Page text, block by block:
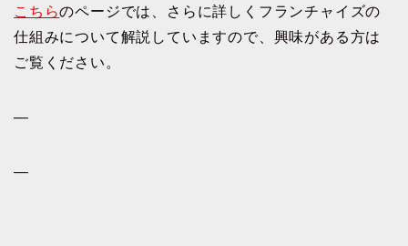
こちらのページでは、さらに詳しくフランチャイズの
仕組みについて解説していますので、興味がある方は
ご覧ください。
—
—